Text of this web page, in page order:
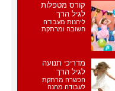
קורס מטפלות
לגיל הרך
ליהנות מעבודה
חשובה ומרתקת
מדריכי תנועה
לגיל הרך
הכשרה מרתקת
לעבודה מהנה